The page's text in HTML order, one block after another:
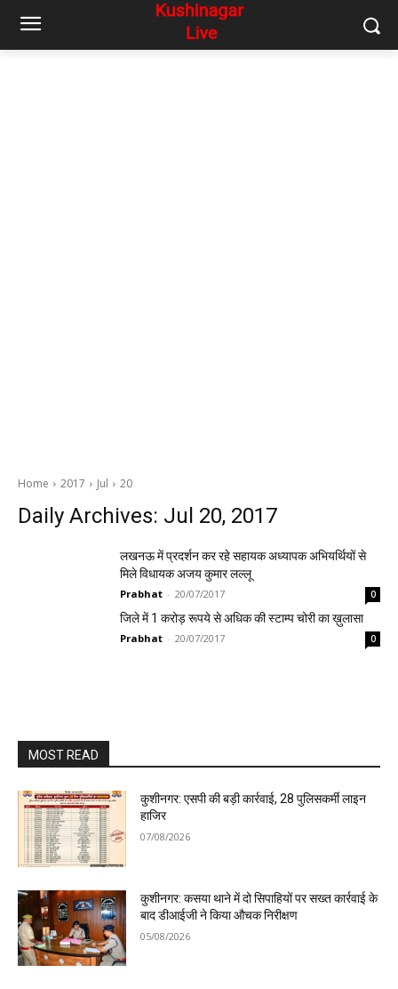
Home 2017 Jul 20
Daily Archives: Jul 20, 2017
लखनऊ में प्रदर्शन कर रहे सहायक अध्यापक अभियर्थियों से
मिले विधायक अजय कुमार लल्लू
Prabhat - 20/07/2017 0
जिले में 1 करोड़ रूपये से अधिक की स्टाम्प चोरी का ख़ुलासा
Prabhat - 20/07/2017 0
MOST READ
कुशीनगर: एसपी की बड़ी कार्रवाई, 28 पुलिसकर्मी लाइन
हाजिर
07/08/2026
कुशीनगर: कसया थाने में दो सिपाहियों पर सख्त कार्रवाई के
बाद डीआईजी ने किया औचक निरीक्षण
05/08/2026